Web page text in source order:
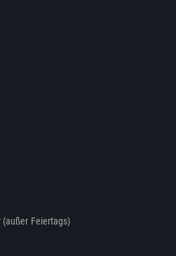
(außer Feiertags)